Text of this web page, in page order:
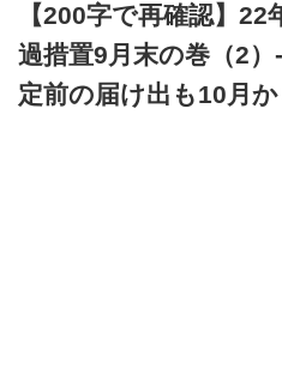
【200字で再確認】
過措置9月末の巻（2
定前の届け出も10月